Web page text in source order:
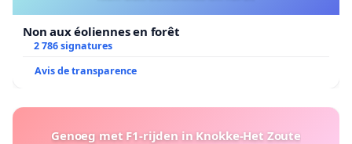
Non aux éoliennes en forêt
2 786 signatures
Avis de transparence
Genoeg met F1-rijden in Knokke-Het Zoute